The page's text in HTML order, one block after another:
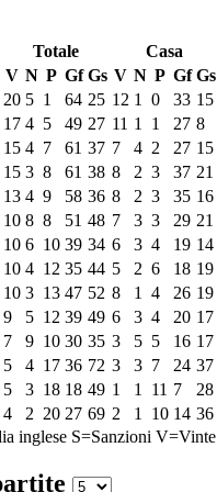
Totale Casa
V N P Gf Gs V N P Gf Gs
20 5 1 64 25 12 1 0 33 15
17 4 5 49 27 11 1 1 27 8
15 4 7 61 37 7 4 2 27 15
15 3 8 61 38 8 2 3 37 21
13 4 9 58 36 8 2 3 35 16
10 8 8 51 48 7 3 3 29 21
10 6 10 39 34 6 3 4 19 14
10 4 12 35 44 5 2 6 18 19
10 3 13 47 52 8 1 4 26 19
9 5 12 39 49 6 3 4 20 17
7 9 10 30 35 3 5 5 16 17
5 4 17 36 72 3 3 7 24 37
5 3 18 18 49 1 1 11 7 28
4 2 20 27 69 2 1 10 14 36
inglese S=Sanzioni V=Vinte